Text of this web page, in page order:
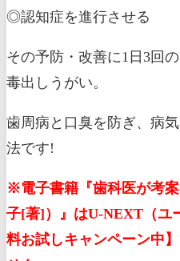
◎認知症を進行させる
その予防・改善に1日3回の
毒出しうがい。
歯周病と口臭を防ぎ、病
法です!
※電子書籍『歯科医が考
子[著]）』はU-NEXT（ユ
料お試しキャンペーン中